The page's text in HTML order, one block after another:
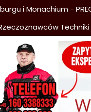
i Monachium -
Techniki